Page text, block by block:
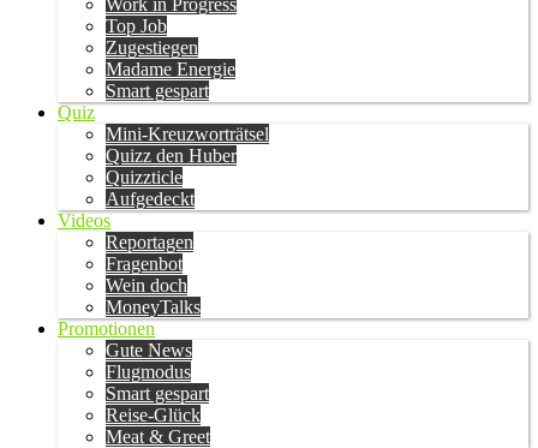
Work in Progress
Top Job
Zugestiegen
Madame Energie
Smart gespart
Quiz
Mini-Kreuzworträtsel
Quizz den Huber
Quizzticle
Aufgedeckt
Videos
Reportagen
Fragenbot
Wein doch
MoneyTalks
Promotionen
Gute News
Flugmodus
Smart gespart
Reise-Glück
Meat & Greet